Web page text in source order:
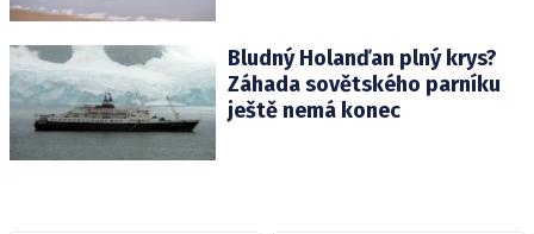
Bludný Holanďan plný krys?
Záhada sovětského parníku
ještě nemá konec